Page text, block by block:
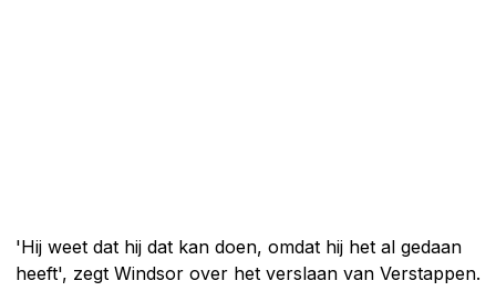
'Hij weet dat hij dat kan doen, omdat hij het al gedaan
heeft', zegt Windsor over het verslaan van Verstappen.